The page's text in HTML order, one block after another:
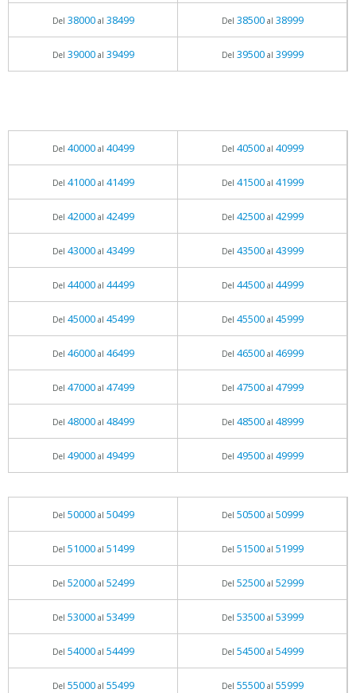
Del 38000al 38499 Del 38500al 38999
Del 39000al 39499 Del 39500al 39999
Del 40000al 40499 Del 40500al 40999
Del 41000al 41499 Del 41500al 41999
Del 42000al 42499 Del 42500al 42999
Del 43000al 43499 Del 43500al 43999
Del 44000al 44499 Del 44500al 44999
Del 45000al 45499 Del 45500al 45999
Del 46000al 46499 Del 46500al 46999
Del 47000al 47499 Del 47500al 47999
Del 48000al 48499 Del 48500al 48999
Del 49000al 49499 Del 49500al 49999
Del 50000al 50499 Del 50500al 50999
Del 51000al 51499 Del 51500al 51999
Del 52000al 52499 Del 52500al 52999
Del 53000al 53499 Del 53500al 53999
Del 54000al 54499 Del 54500al 54999
Del 55000al 55499 Del 55500al 55999